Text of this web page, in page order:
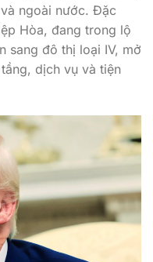
ngoài nước. Đặc
Hòa, đang trong lộ
sang đô thị loại IV, mở
dịch vụ và tiện